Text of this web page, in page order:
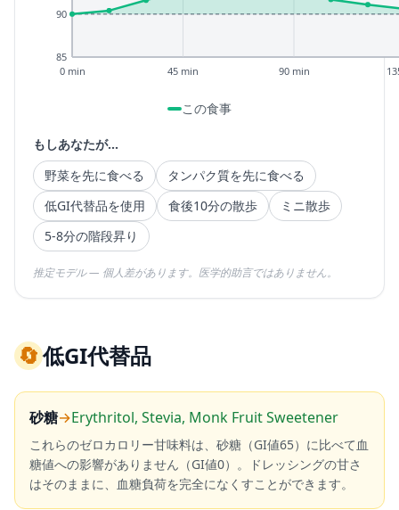
85
90
0 min 45 min 90 min
この食事
もしあなたが...
野菜を先に食べる
タンパク質を先に食べる
低GI代替品を使用
食後10分の散歩
ミニ散歩
5-8分の階段昇り
推定モデル — 個人差があります。医学的助言ではありません。
🔄低GI代替品
砂糖→Erythritol, Stevia, Monk Fruit Sweetener
これらのゼロカロリー甘味料は、砂糖（GI値65）に比べて血
糖値への影響がありません（GI値0）。ドレッシングの甘さ
はそのままに、血糖負荷を完全になくすことができます。